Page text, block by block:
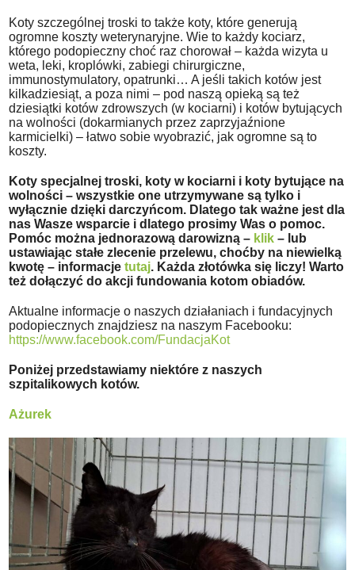
Koty szczególnej troski to także koty, które generują
ogromne koszty weterynaryjne. Wie to każdy kociarz,
którego podopieczny choć raz chorował – każda wizyta u
weta, leki, kroplówki, zabiegi chirurgiczne,
immunostymulatory, opatrunki… A jeśli takich kotów jest
kilkadziesiąt, a poza nimi – pod naszą opieką są też
dziesiątki kotów zdrowszych (w kociarni) i kotów bytujących
na wolności (dokarmianych przez zaprzyjaźnione
karmicielki) – łatwo sobie wyobrazić, jak ogromne są to
koszty.
Koty specjalnej troski, koty w kociarni i koty bytujące na
wolności – wszystkie one utrzymywane są tylko i
wyłącznie dzięki darczyńcom. Dlatego tak ważne jest dla
nas Wasze wsparcie i dlatego prosimy Was o pomoc.
Pomóc można jednorazową darowizną – klik – lub
ustawiając stałe zlecenie przelewu, choćby na niewielką
kwotę – informacjetutaj. Każda złotówka się liczy! Warto
też dołączyć do akcji fundowania kotom obiadów.
Aktualne informacje o naszych działaniach i fundacyjnych
podopiecznych znajdziesz na naszym Facebooku:
https://www.facebook.com/FundacjaKot
Poniżej przedstawiamy niektóre z naszych
szpitalikowych kotów.
Ażurek